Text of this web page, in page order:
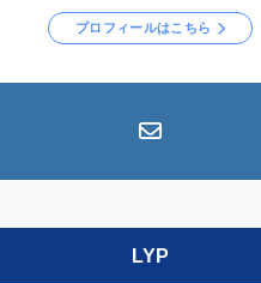
プロフィールはこちら
LYP